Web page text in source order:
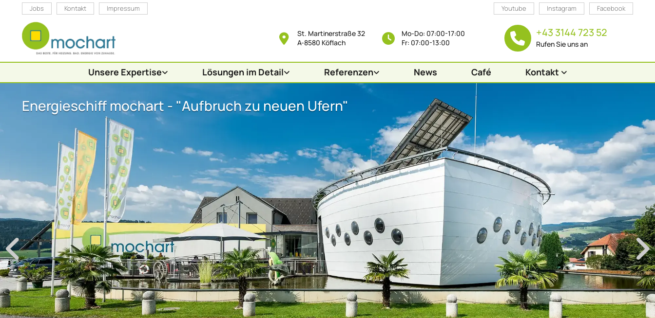
Jobs Kontakt Impressum Facebook
Instagram
Youtube
St. Martinerstraße 32
A-8580 Köflach
Mo-Do: 07:00-17:00
Fr: 07:00-13:00
+43 3144 723 52
Rufen Sie uns an
Unsere Expertise Lösungen im Detail Referenzen News Café Kontakt
Energieschiff mochart - "Aufbruch zu neuen Ufern"